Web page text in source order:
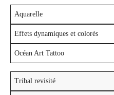
Aquarelle
Effets dynamiques et colorés
Océan Art Tattoo
Tribal revisité